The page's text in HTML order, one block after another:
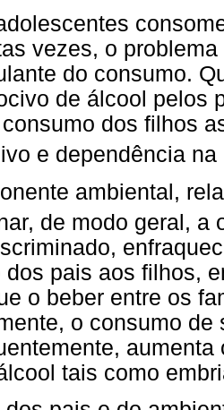
vezes, o
do consumo.
de álcool pelos
dos filhos
e dependência
ambiental,
de modo geral, a
dos pais aos filhos,
o beber entre os
o consumo
tais como